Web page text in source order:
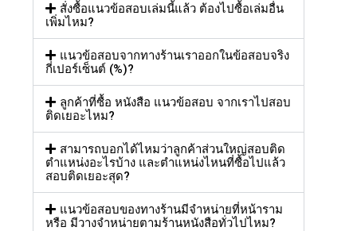
สั่งซื้อแนวข้อสอบเล่มนี้แล้ว ต้องไปซื้อเล่มอื่น
เพิ่มไหม?
แนวข้อสอบจากทางร้านเราออกในข้อสอบจริง
กี่เปอร์เซ็นต์ (%)?
ลูกค้าที่ซื้อ หนังสือ แนวข้อสอบ จากเราไปสอบ
ติดเยอะไหม?
สามารถบอกได้ไหมว่าลูกค้าส่วนใหญ่สอบติด
ตำแหน่งอะไรบ้าง และตำแหน่งไหนที่ซื้อไปแล้ว
สอบติดเยอะสุด?
แนวข้อสอบของทางร้านมีจำหน่ายที่หน้าราม
หรือ มีวางจำหน่ายตามร้านหนังสือทั่วไปไหม?